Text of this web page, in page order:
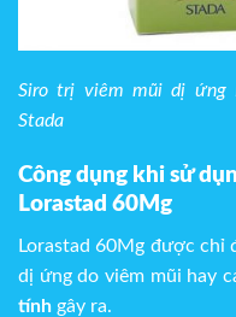
Siro trị viêm mũi dị ứng
Stada
Công dụng khi sử
Lorastad 60Mg
Lorastad 60Mg được chỉ
dị ứng do viêm mũi hay
tính gây ra.